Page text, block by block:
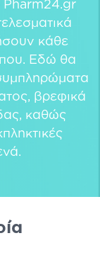
Pharm24.gr
κάθε
Εδώ θα
, βρεφικά
, καθώς